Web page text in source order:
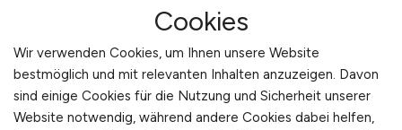
Kundendiensttechniker(m/w/d)
Cookies
Wir verwenden Cookies, um Ihnen unsere Website
bestmöglich und mit relevanten Inhalten anzuzeigen. Davon
sind einige Cookies für die Nutzung und Sicherheit unserer
Website notwendig, während andere Cookies dabei helfen,